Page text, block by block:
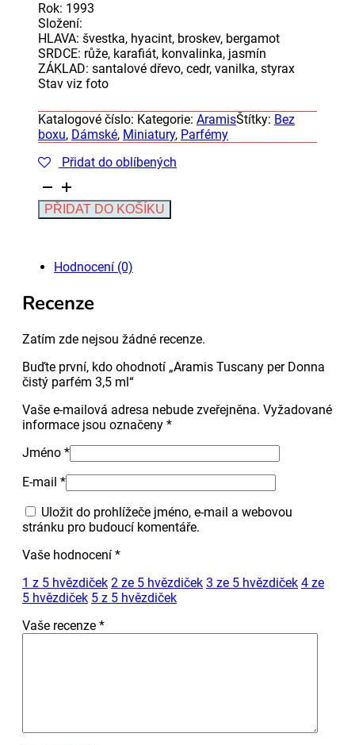
Rok: 1993
Složení:
HLAVA: švestka, hyacint, broskev, bergamot
SRDCE: růže, karafiát, konvalinka, jasmín
ZÁKLAD: santalové dřevo, cedr, vanilka, styrax
Stav viz foto
Katalogové číslo: Kategorie: AramisŠtítky: Bez
boxu, Dámské, Miniatury, Parfémy
Přidat do oblíbených
Aramis
Tuscany
per
parfém
množství
PŘIDAT DO KOŠÍKU
Hodnocení (0)
Recenze
Zatím zde nejsou žádné recenze.
Buďte první, kdo ohodnotí „Aramis Tuscany per Donna
čistý parfém 3,5 ml“
Vaše e-mailová adresa nebude zveřejněna. Vyžadované
informace jsou označeny *
Jméno *
E-mail *
Uložit do prohlížeče jméno, e-mail a webovou
stránku pro budoucí komentáře.
Vaše hodnocení *
1 z 5 hvězdiček 2 ze 5 hvězdiček 3 ze 5 hvězdiček 4 ze
5 hvězdiček 5 z 5 hvězdiček
Vaše recenze *